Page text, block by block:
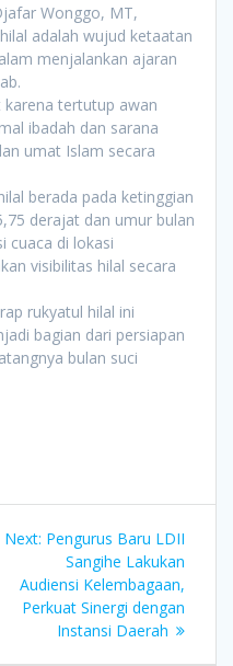
Wonggo, MT,
adalah wujud ketaatan
menjalankan ajaran
karena tertutup awan
ibadah dan sarana
umat Islam secara
berada pada ketinggian
derajat dan umur bulan
cuaca di lokasi
visibilitas hilal secara
rukyatul hilal ini
bagian dari persiapan
bulan suci
Next: Next
post:
Pengurus Baru LDII
Sangihe Lakukan
Audiensi Kelembagaan,
Perkuat Sinergi dengan
Instansi Daerah